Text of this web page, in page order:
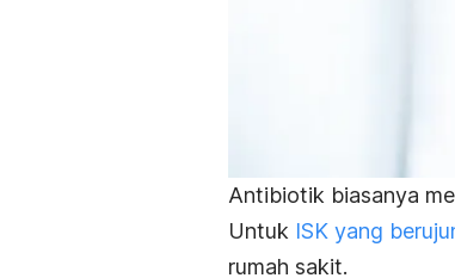
Antibiotik biasanya
Untuk ISK yang
rumah sakit.